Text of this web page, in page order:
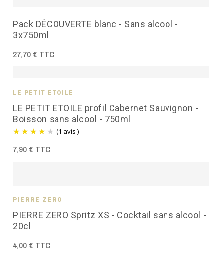
Pack DÉCOUVERTE blanc - Sans alcool -
3x750ml
27,70 € TTC
LE PETIT ETOILE profil Cabernet Sauvignon -
Boisson sans alcool - 750ml
(1 avis )
LE PETIT ÉTOILÉ
7,90 € TTC
PIERRE ZERO Spritz XS - Cocktail sans alcool -
20cl
PIERRE ZÉRO
4,00 € TTC